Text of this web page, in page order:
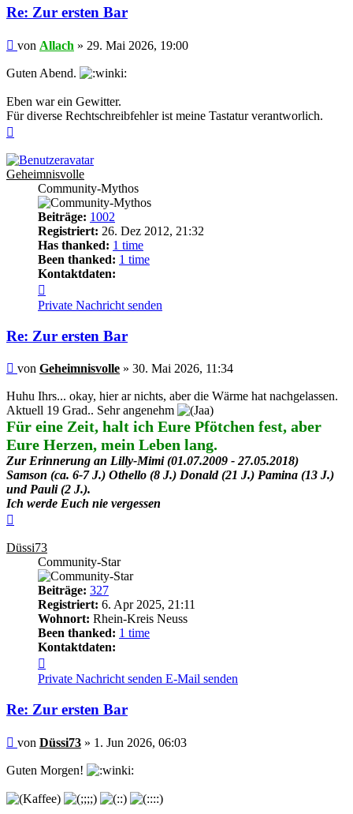
Re: Zur ersten Bar
Beitrag
von Allach » 29. Mai 2026, 19:00
Guten Abend.
Eben war ein Gewitter.
Für diverse Rechtschreibfehler ist meine Tastatur verantworlich.
Geheimnisvolle
Community-Mythos
Beiträge: 1002
Registriert: 26. Dez 2012, 21:32
Has thanked: 1 time
Been thanked: 1 time
Kontaktdaten:
von
Geheimnisvolle
Private Nachricht senden
Re: Zur ersten Bar
Beitrag
von Geheimnisvolle » 30. Mai 2026, 11:34
Huhu Ihrs... okay, hier ar nichts, aber die Wärme hat nachgelassen.
Aktuell 19 Grad.. Sehr angenehm
Für eine Zeit, halt ich Eure Pfötchen fest, aber
Eure Herzen, mein Leben lang.
Zur Erinnerung an Lilly-Mimi (01.07.2009 - 27.05.2018)
Samson (ca. 6-7 J.) Othello (8 J.) Donald (21 J.) Pamina (13 J.)
und Pauli (2 J.).
Ich werde Euch nie vergessen
Düssi73
Community-Star
Beiträge: 327
Registriert: 6. Apr 2025, 21:11
Wohnort: Rhein-Kreis Neuss
Been thanked: 1 time
Kontaktdaten:
von
Düssi73
Private Nachricht senden E-Mail senden
Re: Zur ersten Bar
Beitrag
von Düssi73 » 1. Jun 2026, 06:03
Guten Morgen!